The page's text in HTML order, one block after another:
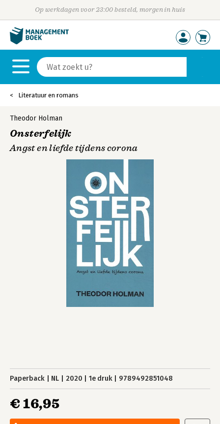
Op werkdagen voor 23:00 besteld, morgen in huis
Literatuur en romans
Theodor Holman
Onsterfelijk
Angst en liefde tijdens corona
Paperback NL 2020 1e druk 9789492851048
€ 16,95